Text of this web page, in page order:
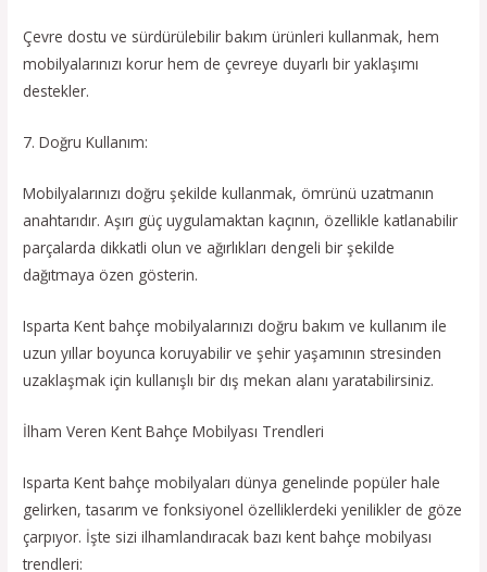
Çevre dostu ve sürdürülebilir bakım ürünleri kullanmak, hem
mobilyalarınızı korur hem de çevreye duyarlı bir yaklaşımı
destekler.
7. Doğru Kullanım:
Mobilyalarınızı doğru şekilde kullanmak, ömrünü uzatmanın
anahtarıdır. Aşırı güç uygulamaktan kaçının, özellikle katlanabilir
parçalarda dikkatli olun ve ağırlıkları dengeli bir şekilde
dağıtmaya özen gösterin.
Isparta Kent bahçe mobilyalarınızı doğru bakım ve kullanım ile
uzun yıllar boyunca koruyabilir ve şehir yaşamının stresinden
uzaklaşmak için kullanışlı bir dış mekan alanı yaratabilirsiniz.
İlham Veren Kent Bahçe Mobilyası Trendleri
Isparta Kent bahçe mobilyaları dünya genelinde popüler hale
gelirken, tasarım ve fonksiyonel özelliklerdeki yenilikler de göze
çarpıyor. İşte sizi ilhamlandıracak bazı kent bahçe mobilyası
trendleri: